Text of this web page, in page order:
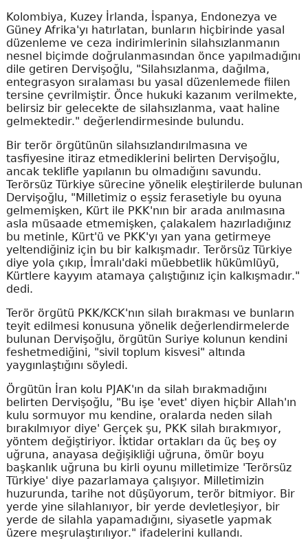
Kolombiya, Kuzey İrlanda, İspanya, Endonezya ve
Güney Afrika'yı hatırlatan, bunların hiçbirinde yasal
düzenleme ve ceza indirimlerinin silahsızlanmanın
nesnel biçimde doğrulanmasından önce yapılmadığını
dile getiren Dervişoğlu, "Silahsızlanma, dağılma,
entegrasyon sıralaması bu yasal düzenlemede fiilen
tersine çevrilmiştir. Önce hukuki kazanım verilmekte,
belirsiz bir gelecekte de silahsızlanma, vaat haline
gelmektedir." değerlendirmesinde bulundu.
Bir terör örgütünün silahsızlandırılmasına ve
tasfiyesine itiraz etmediklerini belirten Dervişoğlu,
ancak teklifle yapılanın bu olmadığını savundu.
Terörsüz Türkiye sürecine yönelik eleştirilerde bulunan
Dervişoğlu, "Milletimiz o eşsiz ferasetiyle bu oyuna
gelmemişken, Kürt ile PKK'nın bir arada anılmasına
asla müsaade etmemişken, çalakalem hazırladığınız
bu metinle, Kürt'ü ve PKK'yı yan yana getirmeye
yeltendiğiniz için bu bir kalkışmadır. Terörsüz Türkiye
diye yola çıkıp, İmralı'daki müebbetlik hükümlüyü,
Kürtlere kayyım atamaya çalıştığınız için kalkışmadır."
dedi.
Terör örgütü PKK/KCK'nın silah bırakması ve bunların
teyit edilmesi konusuna yönelik değerlendirmelerde
bulunan Dervişoğlu, örgütün Suriye kolunun kendini
feshetmediğini, "sivil toplum kisvesi" altında
yaygınlaştığını söyledi.
Örgütün İran kolu PJAK'ın da silah bırakmadığını
belirten Dervişoğlu, "Bu işe 'evet' diyen hiçbir Allah'ın
kulu sormuyor mu kendine, oralarda neden silah
bırakılmıyor diye' Gerçek şu, PKK silah bırakmıyor,
yöntem değiştiriyor. İktidar ortakları da üç beş oy
uğruna, anayasa değişikliği uğruna, ömür boyu
başkanlık uğruna bu kirli oyunu milletimize 'Terörsüz
Türkiye' diye pazarlamaya çalışıyor. Milletimizin
huzurunda, tarihe not düşüyorum, terör bitmiyor. Bir
yerde yine silahlanıyor, bir yerde devletleşiyor, bir
yerde de silahla yapamadığını, siyasetle yapmak
üzere meşrulaştırılıyor." ifadelerini kullandı.